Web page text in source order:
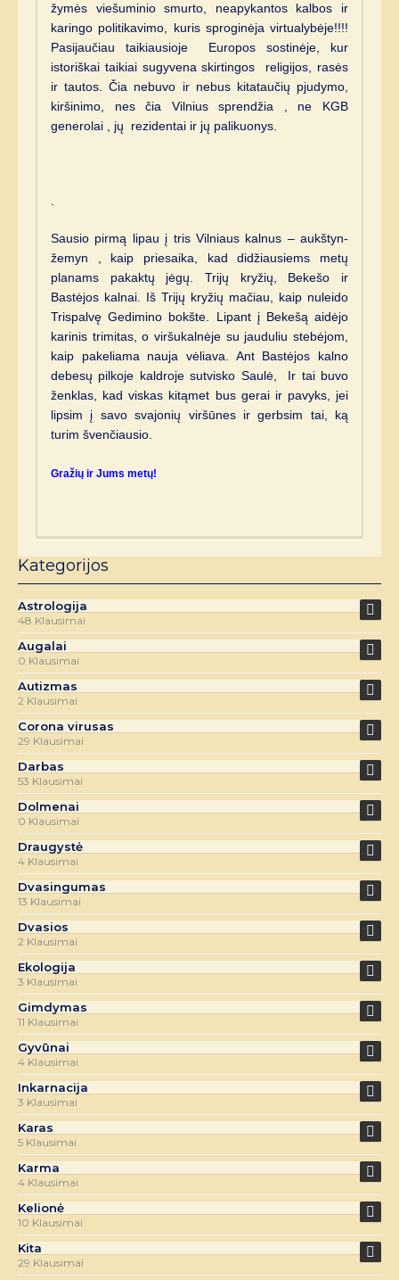
žymės viešuminio smurto, neapykantos kalbos ir
karingo politikavimo, kuris sproginėja virtualybėje!!!!
Pasijaučiau taikiausioje Europos sostinėje, kur
istoriškai taikiai sugyvena skirtingos religijos, rasės
ir tautos. Čia nebuvo ir nebus kitataučių pjudymo,
kiršinimo, nes čia Vilnius sprendžia , ne KGB
generolai , jų rezidentai ir jų palikuonys.
.
Sausio pirmą lipau į tris Vilniaus kalnus – aukštyn-
žemyn , kaip priesaika, kad didžiausiems metų
planams pakaktų jėgų. Trijų kryžių, Bekešo ir
Bastėjos kalnai. Iš Trijų kryžių mačiau, kaip nuleido
Trispalvę Gedimino bokšte. Lipant į Bekešą aidėjo
karinis trimitas, o viršukalnėje su jauduliu stebėjom,
kaip pakeliama nauja vėliava. Ant Bastėjos kalno
debesų pilkoje kaldroje sutvisko Saulė, Ir tai buvo
ženklas, kad viskas kitąmet bus gerai ir pavyks, jei
lipsim į savo svajonių viršūnes ir gerbsim tai, ką
turim švenčiausio.
Gražių ir Jums metų!
Kategorijos
Astrologija
48 Klausimai
Augalai
0 Klausimai
Autizmas
2 Klausimai
Corona virusas
29 Klausimai
Darbas
53 Klausimai
Dolmenai
0 Klausimai
Draugystė
4 Klausimai
Dvasingumas
13 Klausimai
Dvasios
2 Klausimai
Ekologija
3 Klausimai
Gimdymas
11 Klausimai
Gyvūnai
4 Klausimai
Inkarnacija
3 Klausimai
Karas
5 Klausimai
Karma
4 Klausimai
Kelionė
10 Klausimai
Kita
29 Klausimai